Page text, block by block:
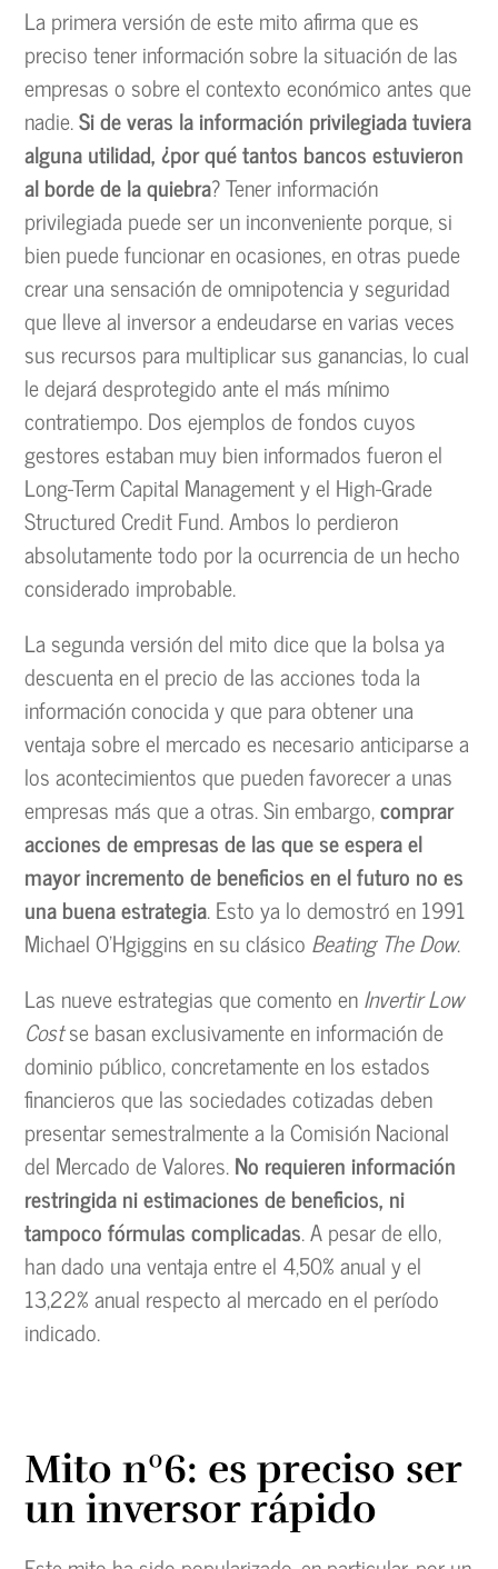
La primera versión de este mito afirma que es
preciso tener información sobre la situación de las
empresas o sobre el contexto económico antes que
nadie.Si de veras la información privilegiada tuviera
alguna utilidad, ¿por qué tantos bancos estuvieron
al borde de la quiebra? Tener información
privilegiada puede ser un inconveniente porque, si
bien puede funcionar en ocasiones, en otras puede
crear una sensación de omnipotencia y seguridad
que lleve al inversor a endeudarse en varias veces
sus recursos para multiplicar sus ganancias, lo cual
le dejará desprotegido ante el más mínimo
contratiempo. Dos ejemplos de fondos cuyos
gestores estaban muy bien informados fueron el
Long-Term Capital Management y el High-Grade
Structured Credit Fund. Ambos lo perdieron
absolutamente todo por la ocurrencia de un hecho
considerado improbable.
La segunda versión del mito dice que la bolsa ya
descuenta en el precio de las acciones toda la
información conocida y que para obtener una
ventaja sobre el mercado es necesario anticiparse a
los acontecimientos que pueden favorecer a unas
empresas más que a otras. Sin embargo,comprar
acciones de empresas de las que se espera el
mayor incremento de beneficios en el futuro no es
una buena estrategia. Esto ya lo demostró en 1991
Michael O’Hgiggins en su clásico Beating The Dow.
Las nueve estrategias que comento enInvertir Low
Costse basan exclusivamente en información de
dominio público, concretamente en los estados
financieros que las sociedades cotizadas deben
presentar semestralmente a la Comisión Nacional
del Mercado de Valores.No requieren información
restringida ni estimaciones de beneficios, ni
tampoco fórmulas complicadas. A pesar de ello,
han dado una ventaja entre el 4,50% anual y el
13,22% anual respecto al mercado en el período
indicado.
Mito nº6: es preciso ser
un inversor rápido